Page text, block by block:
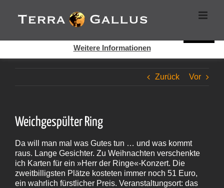
Inhalt
springen
Zurück Vor
Weichgespülter Ring
Da will man mal was Gutes tun … und was kommt
raus. Lange Gesichter. Zu Weihnachten verschenkte
ich Karten für ein »Herr der Ringe«-Konzert. Die
zweitbilligsten Plätze kosteten immer noch 51 Euro,
ein wahrlich fürstlicher Preis. Veranstaltungsort: das
Cookies helfen auf auf dieser Seite bei der Bereitstellung der
Dienste. Durch die Nutzung dieser Webseite erklären Sie sich
Weitere Informationen